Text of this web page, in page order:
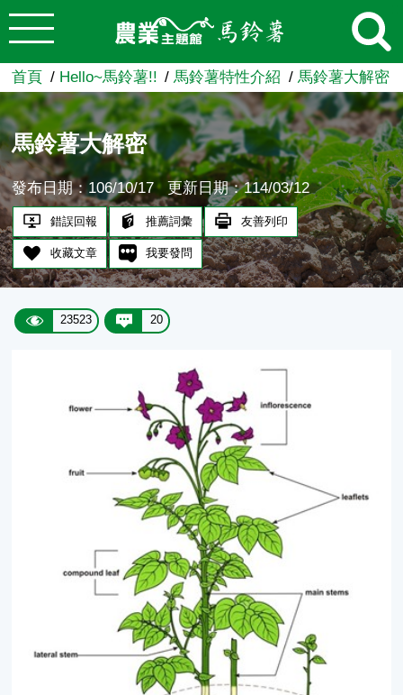
跳到主要內容
農業知識入口網
首頁 Hello~馬鈴薯!! 馬鈴薯特性介紹 馬鈴薯大解密
馬鈴薯大解密
發布日期：106/10/17 更新日期：114/03/12
錯誤回報 推薦詞彙 友善列印
收藏文章 我要發問
23523 20